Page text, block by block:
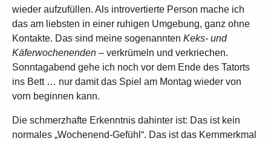
wieder aufzufüllen. Als introvertierte Person mache ich
das am liebsten in einer ruhigen Umgebung, ganz ohne
Kontakte. Das sind meine sogenannten Keks- und
Käferwochenenden – verkrümeln und verkriechen.
Sonntagabend gehe ich noch vor dem Ende des Tatorts
ins Bett … nur damit das Spiel am Montag wieder von
vorn beginnen kann.
Die schmerzhafte Erkenntnis dahinter ist: Das ist kein
normales „Wochenend-Gefühl“. Das ist das Kernmerkmal